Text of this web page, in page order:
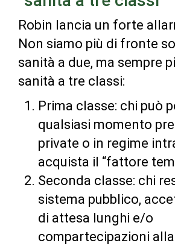
Robin lancia un forte
Non siamo più di fronte
sanità a due, ma sempre
sanità a tre classi:
Prima classe: chi può
qualsiasi momento
private o in regime
acquista il “fattore
Seconda classe: chi
sistema pubblico,
di attesa lunghi e/o
compartecipazioni